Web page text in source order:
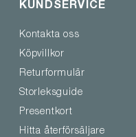
KUNDSERVICE
Kontakta oss
Köpvillkor
Returformulär
Storleksguide
Presentkort
Hitta återförsäljare